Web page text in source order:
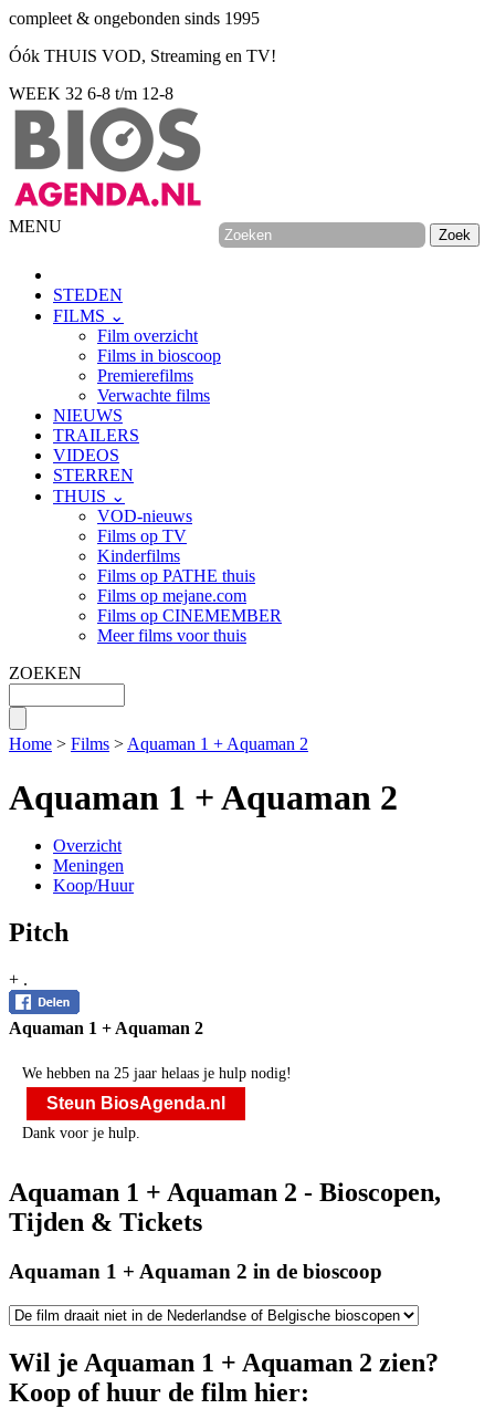
compleet & ongebonden sinds 1995
Óók THUIS VOD, Streaming en TV!
WEEK 32 6-8 t/m 12-8
MENU
STEDEN
FILMS ⌄
Film overzicht
Films in bioscoop
Premierefilms
Verwachte films
NIEUWS
TRAILERS
VIDEOS
STERREN
THUIS ⌄
VOD-nieuws
Films op TV
Kinderfilms
Films op PATHE thuis
Films op mejane.com
Films op CINEMEMBER
Meer films voor thuis
ZOEKEN
Home > Films > Aquaman 1 + Aquaman 2
Aquaman 1 + Aquaman 2
Overzicht
Meningen
Koop/Huur
Pitch
+ .
Aquaman 1 + Aquaman 2
We hebben na 25 jaar helaas je hulp nodig!
Steun BiosAgenda.nl
Dank voor je hulp.
Aquaman 1 + Aquaman 2 - Bioscopen,
Tijden & Tickets
Aquaman 1 + Aquaman 2 in de bioscoop
Wil je Aquaman 1 + Aquaman 2 zien?
Koop of huur de film hier: